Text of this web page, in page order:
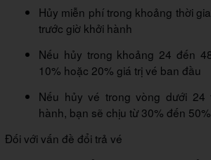
Hủy miễn phí trong khoảng thời
trước giờ khởi hành
Nếu hủy trong khoảng 24 đến
10% hoặc 20% giá trị vé ban đầu
Nếu hủy vé trong vòng dưới 24
hành, bạn sẽ chịu từ 30% đến
Đối với vấn đề đổi trả vé